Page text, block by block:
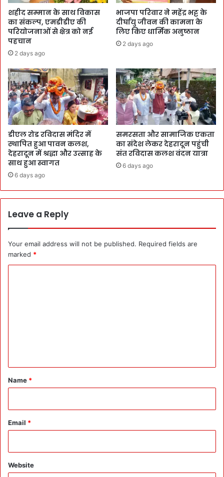
शहीद सम्मान के साथ विकास
का संकल्प, एमडीडीए की
परियोजनाओं से क्षेत्र को नई
पहचान
2 days ago
भाजपा परिवार ने महेंद्र भट्ट के
दीर्घायु जीवन की कामना के
लिए किए धार्मिक अनुष्ठान
2 days ago
डीएल रोड रविदास मंदिर में
स्थापित हुआ पावन कलश,
देहरादून में श्रद्धा और उत्साह के
साथ हुआ स्वागत
6 days ago
समरसता और सामाजिक एकता
का संदेश लेकर देहरादून पहुंची
संत रविदास कलश वंदन यात्रा
6 days ago
Leave a Reply
Your email address will not be published. Required fields are
marked *
*
Name *
Email *
Website